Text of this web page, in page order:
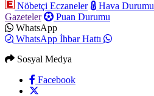
Nöbetçi Eczaneler
Hava Durumu
Gazeteler
Puan Durumu
WhatsApp
WhatsApp İhbar Hattı
Sosyal Medya
Facebook